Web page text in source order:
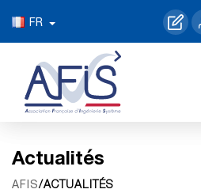
FR
Actualités
AFIS/ACTUALITÉS